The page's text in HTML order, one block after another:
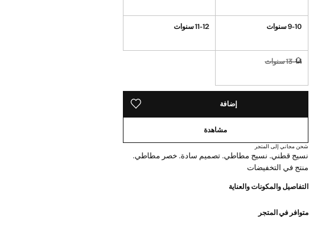
9-10 سنوات 11-12 سنوات
13-14 سنوات
غير متوفر. أنا أريده!
إضافة حفظه في قائمة منتجاتك المفضلة
مشاهدة
شحن مجاني إلى المتجر
نسيج قطني. نسيج مطاطي. تصميم سادة. خصر مطاطي.
منتج في التخفيضات
التفاصيل والمكونات والعناية
متوافر في المتجر